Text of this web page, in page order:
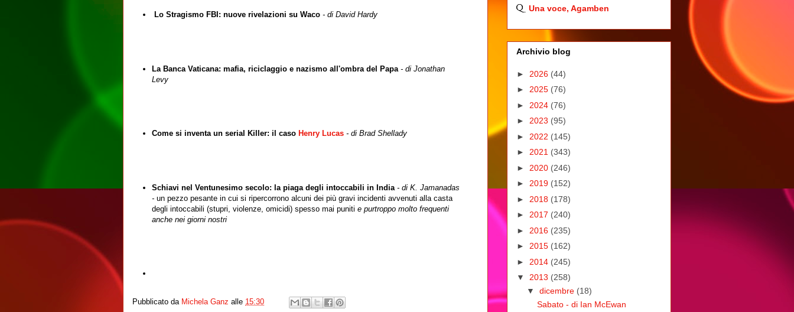
Lo Stragismo FBI: nuove rivelazioni su Waco- di David Hardy
La Banca Vaticana: mafia, riciclaggio e nazismo all'ombra del Papa- di Jonathan
Levy
Come si inventa un serial Killer: il caso Henry Lucas- di Brad Shellady
Schiavi nel Ventunesimo secolo: la piaga degli intoccabili in India- di K. Jamanadas
- un pezzo pesante in cui si ripercorrono alcuni dei più gravi incidenti avvenuti alla casta
degli intoccabili (stupri, violenze, omicidi) spesso mai puniti e purtroppo molto frequenti
anche nei giorni nostri
Pubblicato da Michela Ganz alle 15:30
Una voce, Agamben
Archivio blog
► 2026 (44)
► 2025 (76)
► 2024 (76)
► 2023 (95)
► 2022 (145)
► 2021 (343)
► 2020 (246)
► 2019 (152)
► 2018 (178)
► 2017 (240)
► 2016 (235)
► 2015 (162)
► 2014 (245)
▼ 2013 (258)
▼ dicembre (18)
Sabato - di Ian McEwan